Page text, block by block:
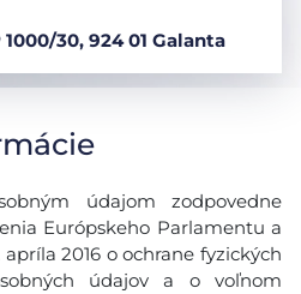
30, 924 01 Galanta
údajom zodpovedne
Európskeho Parlamentu a
apríla 2016 o ochrane fyzických
údajov a o voľnom